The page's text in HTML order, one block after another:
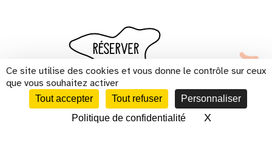
Ce site utilise des cookies et vous donne le contrôle sur ceux
que vous souhaitez activer
Tout accepter Tout refuser
Personnaliser
Politique de confidentialité
XMasquer le
CALENDRIER